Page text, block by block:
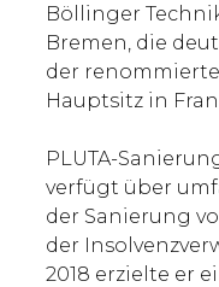
Böllinger
Bremen, die
der
Hauptsitz in
PLUTA-
verfügt über
der Sanierung
der
2018 erzielte er